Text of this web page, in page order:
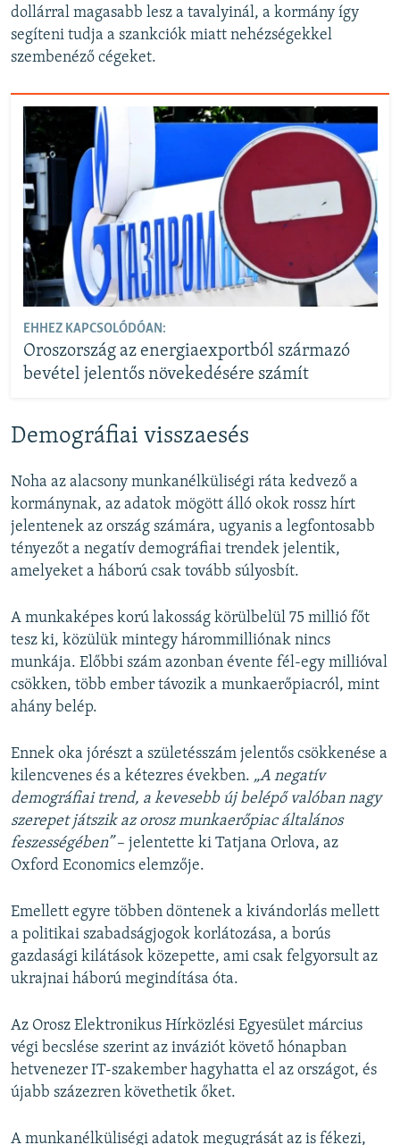
dollárral magasabb lesz a tavalyinál, a kormány így
segíteni tudja a szankciók miatt nehézségekkel
szembenéző cégeket.
EHHEZ KAPCSOLÓDÓAN:
Oroszország az energiaexportból származó
bevétel jelentős növekedésére számít
Demográfiai visszaesés
Noha az alacsony munkanélküliségi ráta kedvező a
kormánynak, az adatok mögött álló okok rossz hírt
jelentenek az ország számára, ugyanis a legfontosabb
tényezőt a negatív demográfiai trendek jelentik,
amelyeket a háború csak tovább súlyosbít.
A munkaképes korú lakosság körülbelül 75 millió főt
tesz ki, közülük mintegy hárommilliónak nincs
munkája. Előbbi szám azonban évente fél-egy millióval
csökken, több ember távozik a munkaerőpiacról, mint
ahány belép.
Ennek oka jórészt a születésszám jelentős csökkenése a
kilencvenes és a kétezres években. „A negatív
demográfiai trend, a kevesebb új belépő valóban nagy
szerepet játszik az orosz munkaerőpiac általános
feszességében”– jelentette ki Tatjana Orlova, az
Oxford Economics elemzője.
Emellett egyre többen döntenek a kivándorlás mellett
a politikai szabadságjogok korlátozása, a borús
gazdasági kilátások közepette, ami csak felgyorsult az
ukrajnai háború megindítása óta.
Az Orosz Elektronikus Hírközlési Egyesület március
végi becslése szerint az inváziót követő hónapban
hetvenezer IT-szakember hagyhatta el az országot, és
újabb százezren követhetik őket.
A munkanélküliségi adatok megugrását az is fékezi,